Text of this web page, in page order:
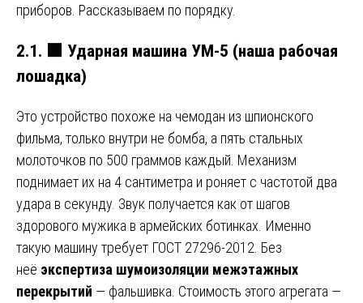
приборов. Рассказываем по порядку.
2.1. 🟩 Ударная машина УМ-5 (наша рабочая
лошадка)
Это устройство похоже на чемодан из шпионского
фильма, только внутри не бомба, а пять стальных
молоточков по 500 граммов каждый. Механизм
поднимает их на 4 сантиметра и роняет с частотой два
удара в секунду. Звук получается как от шагов
здорового мужика в армейских ботинках. Именно
такую машину требует ГОСТ 27296-2012. Без
неё экспертиза шумоизоляции межэтажных
перекрытий — фальшивка. Стоимость этого агрегата —